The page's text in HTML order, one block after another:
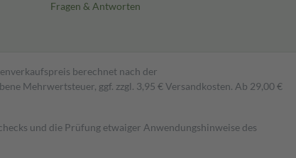
Fragen & Antworten
berechnet nach der
Mehrwertsteuer, ggf. zzgl. 3,95 € Versandkosten. Ab 29,00 €
und die Prüfung etwaiger Anwendungshinweise des